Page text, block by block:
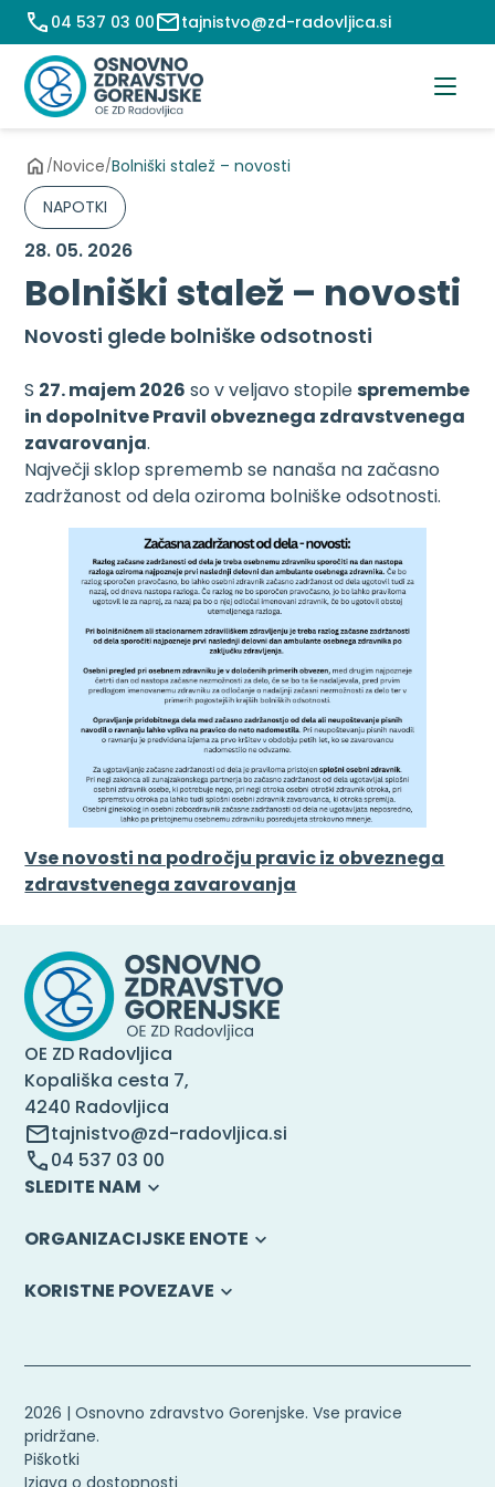
Preskoči
na
vsebino
04 537 03 00 tajnistvo@zd-radovljica.si
/Novice/Bolniški stalež – novosti
NAPOTKI
28. 05. 2026
Bolniški stalež – novosti
Novosti glede bolniške odsotnosti
S 27. majem 2026 so v veljavo stopilespremembe
in dopolnitve Pravil obveznega zdravstvenega
zavarovanja.
Največji sklop sprememb se nanaša na začasno
zadržanost od dela oziroma bolniške odsotnosti.
Vse novosti na področju pravic iz obveznega
zdravstvenega zavarovanja
OE ZD Radovljica
Kopališka cesta 7,
4240 Radovljica
tajnistvo@zd-radovljica.si
04 537 03 00
SLEDITE NAM
ORGANIZACIJSKE ENOTE
KORISTNE POVEZAVE
2026 | Osnovno zdravstvo Gorenjske. Vse pravice
pridržane.
Piškotki
Izjava o dostopnosti